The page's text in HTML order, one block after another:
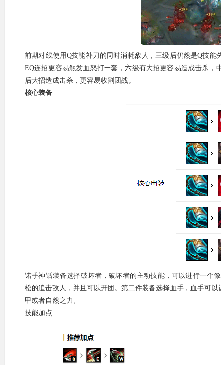
前期对线使用Q技能补刀的同时消耗敌人，三级后仍然是Q技
EQ连招更容易触发血怒打一套，六级有大招更容易造成击杀，
后大招造成击杀，更容易收割团战。
核心装备
诺手神话装备选择破坏者，破坏者的主动技能，可以进行一个
松的追击敌人，并且可以开团。第二件装备选择血手，血手可
甲或者自然之力。
技能加点